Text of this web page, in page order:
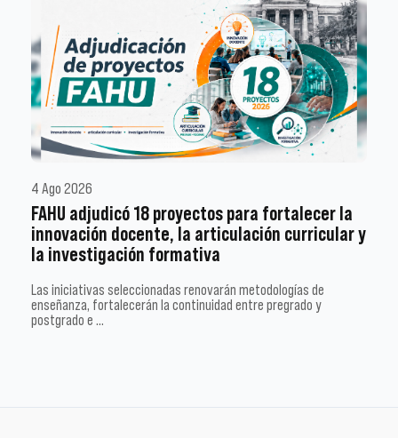
4 Ago 2026
FAHU adjudicó 18 proyectos para fortalecer la
innovación docente, la articulación curricular y
la investigación formativa
Las iniciativas seleccionadas renovarán metodologías de
enseñanza, fortalecerán la continuidad entre pregrado y
postgrado e …